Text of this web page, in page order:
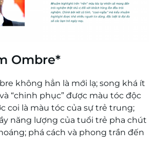
Ombre*
không hẳn là mới lạ; song khá ít
“chinh phục” được màu tóc độc
coi là màu tóc của sự trẻ trung;
năng lượng của tuổi trẻ pha chút
phá cách và phong trần đến